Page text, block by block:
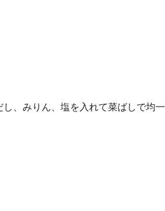
、みりん、塩を入れて菜ばしで均一